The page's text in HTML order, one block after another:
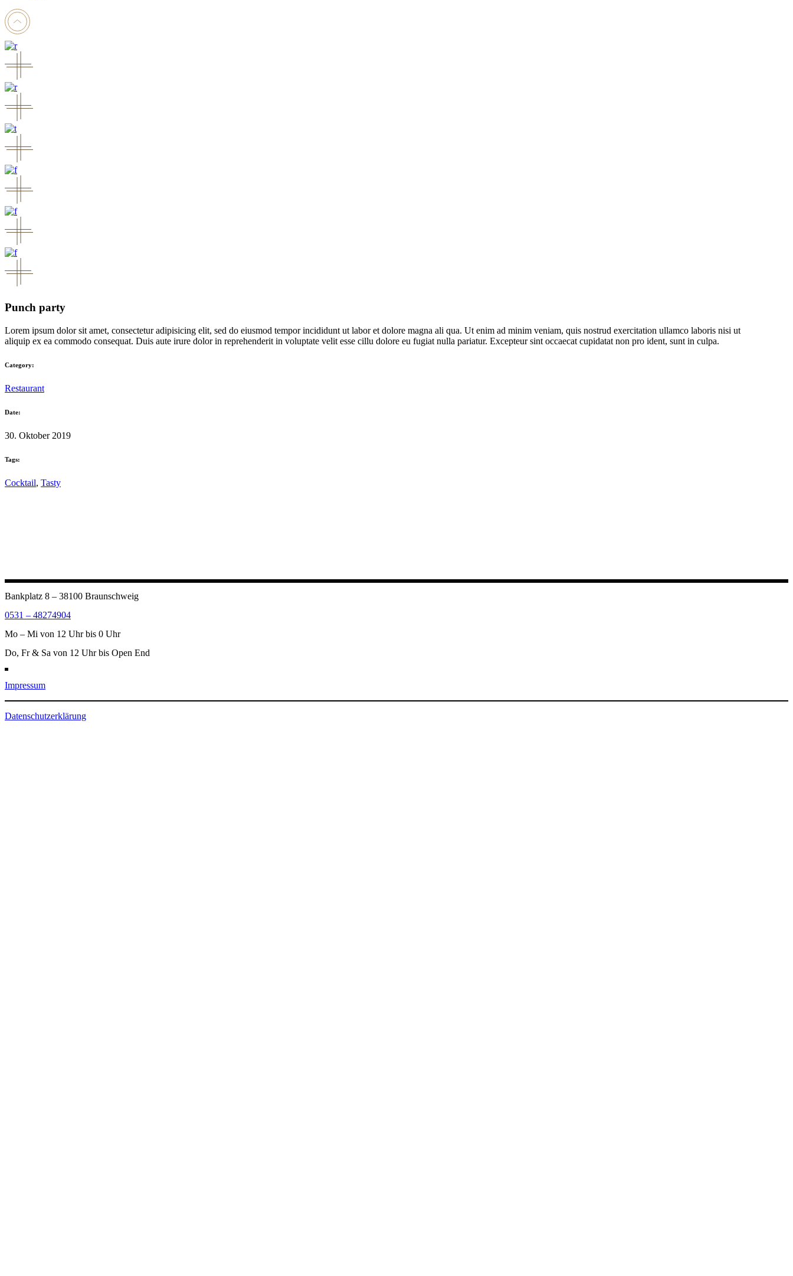
Punch party
Lorem ipsum dolor sit amet, consectetur adipisicing elit, sed do eiusmod tempor incididunt ut labor et dolore magna ali qua. Ut enim ad minim veniam, quis nostrud exercitation ullamco laboris nisi ut
aliquip ex ea commodo consequat. Duis aute irure dolor in reprehenderit in voluptate velit esse cillu dolore eu fugiat nulla pariatur. Excepteur sint occaecat cupidatat non pro ident, sunt in culpa.
Category:
Restaurant
Date:
30. Oktober 2019
Tags:
Cocktail, Tasty
Bankplatz 8 – 38100 Braunschweig
0531 – 48274904
Mo – Mi von 12 Uhr bis 0 Uhr
Do, Fr & Sa von 12 Uhr bis Open End
Impressum
Datenschutzerklärung